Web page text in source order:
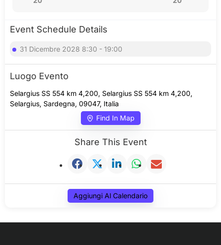
Event Schedule Details
31 Dicembre 2028 8:30 - 19:00
Luogo Evento
Selargius SS 554 km 4,200, Selargius SS 554 km 4,200,
Selargius, Sardegna, 09047, Italia
Find In Map
Share This Event
Aggiungi Al Calendario